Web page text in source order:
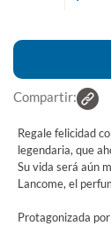
Compartir:
Regale felicidad
legendaria, que
Su vida será aún
Lancome, el
Protagonizada